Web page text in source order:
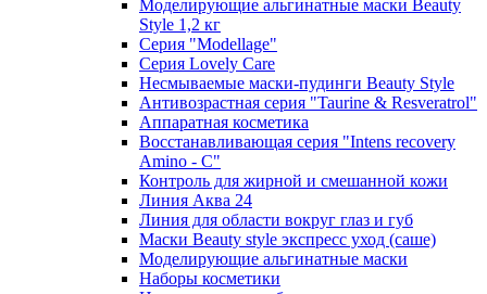
Моделирующие альгинатные маски Beauty
Style 1,2 кг
Серия "Modellage"
Cерия Lovely Care
Несмываемые маски-пудинги Beauty Style
Антивозрастная серия "Taurine & Resveratrol"
Аппаратная косметика
Восстанавливающая серия "Intens recovery
Amino - C"
Контроль для жирной и смешанной кожи
Линия Аква 24
Линия для области вокруг глаз и губ
Маски Beauty style экспресс уход (саше)
Моделирующие альгинатные маски
Наборы косметики